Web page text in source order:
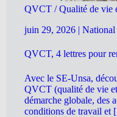
QVCT / Qualité de vie
juin 29, 2026 | National
QVCT, 4 lettres pour
Avec le SE-Unsa,
QVCT (qualité de vie
démarche globale, des
conditions de travail